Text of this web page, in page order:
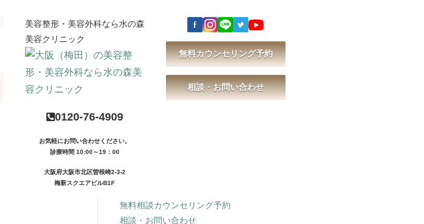
美容整形・美容外科なら水の森
美容クリニック
0120-76-4909
お気軽にお問い合わせください。
診療時間 10:00～19：00
大阪府大阪市北区曽根崎2-3-2
梅新スクエアビルB1F
無料カウンセリング予約
相談・お問い合わせ
無料相談カウンセリング予約
相談・お問い合わせ